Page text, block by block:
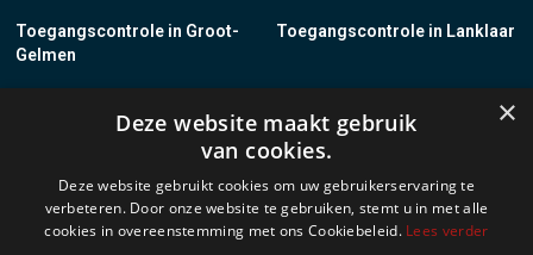
Toegangscontrole in Groot-
Gelmen
Toegangscontrole in Grote-
Brogel
Toegangscontrole in Grote-
Toegangscontrole in Lanklaar
Toegangscontrole in
Leopoldsburg
Toegangscontrole in Leut
×
Deze website maakt gebruik
van cookies.
Deze website gebruikt cookies om uw gebruikerservaring te
verbeteren. Door onze website te gebruiken, stemt u in met alle
cookies in overeenstemming met ons Cookiebeleid. Lees verder